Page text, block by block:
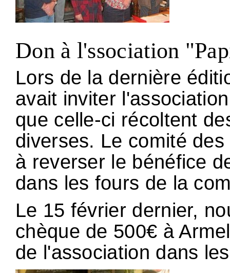
Don à l'ssociation
Lors de la dernière
avait inviter
que celle-ci récoltent
diverses. Le comité
à reverser le bénéfice
dans les fours de la
Le 15 février dernier,
chèque de 500€ à
de l'association dans